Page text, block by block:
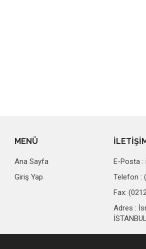
MENÜ
Ana Sayfa
Giriş Yap
E-Posta :
Telefon :
Fax:
Adres :